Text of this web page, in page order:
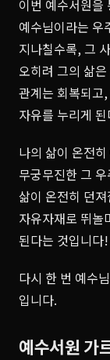
이번 예수서원을
예수님이라는 우
지나칠수록, 그
오히려 그의 삶
관계는 회복되고
자유를 누리게
나의 삶이 온전
무궁무진한 그
삶이 온전히 던
자유자재로 뛰놀
된다는 것입니다!
다시 한 번 예수
입니다.
예수서원 가